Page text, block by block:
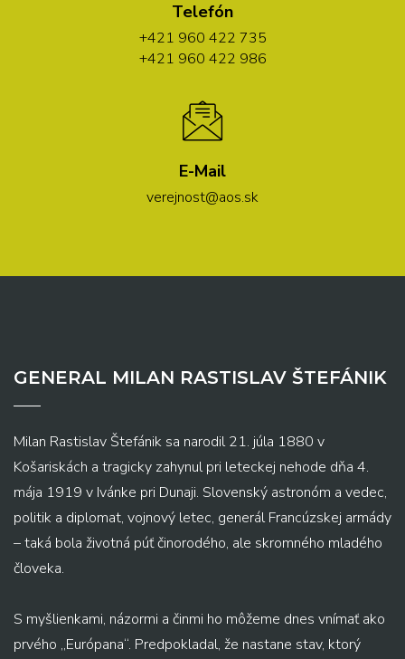
Telefón
+421 960 422 735
+421 960 422 986
E-Mail
verejnost@aos.sk
GENERAL MILAN RASTISLAV ŠTEFÁNIK
Milan Rastislav Štefánik sa narodil 21. júla 1880 v
Košariskách a tragicky zahynul pri leteckej nehode dňa 4.
mája 1919 v Ivánke pri Dunaji. Slovenský astronóm a vedec,
politik a diplomat, vojnový letec, generál Francúzskej armády
– taká bola životná púť činorodého, ale skromného mladého
človeka.
S myšlienkami, názormi a činmi ho môžeme dnes vnímať ako
prvého „Európana“. Predpokladal, že nastane stav, ktorý